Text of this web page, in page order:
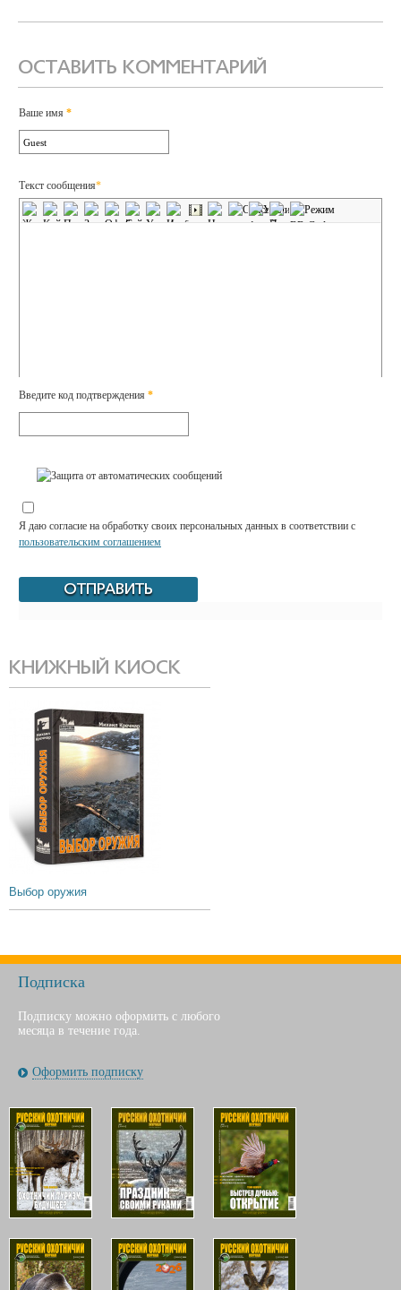
ОСТАВИТЬ КОММЕНТАРИЙ
Ваше имя *
Текст сообщения*
Введите код подтверждения *
Я даю согласие на обработку своих персональных данных в соответствии с
пользовательским соглашением
КНИЖНЫЙ КИОСК
Выбор оружия
Подписка
Подписку можно оформить с любого
месяца в течение года.
Оформить подписку